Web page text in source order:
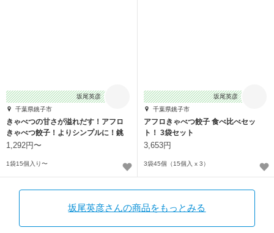
坂尾英彦
千葉県銚子市
きゃべつの甘さが溢れだす！アフロ
きゃべつ餃子！よりシンプルに！銚
子産
1,292円〜
1袋15個入り〜
坂尾英彦
千葉県銚子市
アフロきゃべつ餃子 食べ比べセッ
ト！ 3袋セット
3,653円
3袋45個（15個入 x 3）
坂尾英彦さんの商品をもっとみる